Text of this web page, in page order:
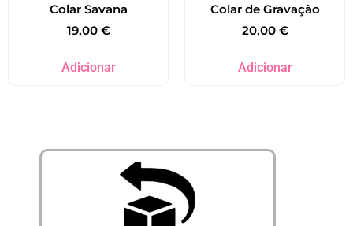
Colar Savana
19,00 €
Adicionar
Colar de Gravação
20,00 €
Adicionar